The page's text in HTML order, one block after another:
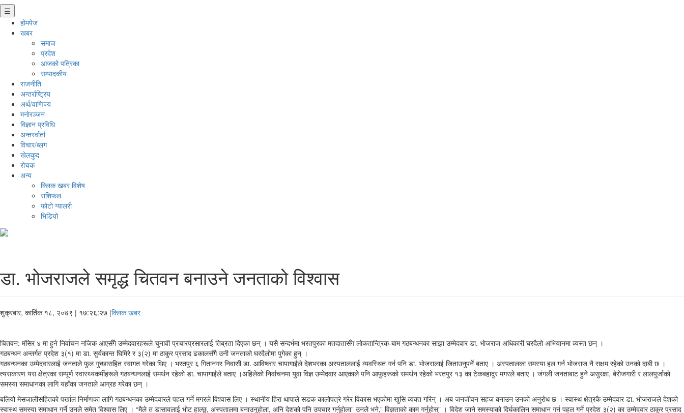
☰
होमपेज
खबर
समाज
प्रदेश
आजको पत्रिका
सम्पादकीय
राजनीति
अन्तर्राष्ट्रिय
अर्थ/वाणिज्य
मनाेरञ्जन
विज्ञान प्रविधि
अन्तरर्वार्ता
विचार/ब्लग
खेलकुद
रोचक
अन्य
क्लिक खबर विशेष
राशिफल
फोटो ग्यालरी
भिडियो
डा. भाेजराजले समृद्ध चितवन बनाउने जनताको विश्वास
शुक्रबार, कार्तिक १८, २०७९ | १७:२६:२७ |क्लिक खबर
चितवन: मंसिर ४ मा हुने निर्वाचन नजिक आएसँगै उम्मेदवारहरूले चुनावी प्रचारप्रसारलाई तिब्रता दिएका छन् । यसै सन्दर्भमा भरतपुरका मतदातासँग लाेकतान्त्रिक-बाम गठबन्धनका साझा उम्मेदवार डा. भाेजराज अधिकारी घरदैलो अभियानमा व्यस्त छन् ।
गठबन्धन अन्तर्गत प्रदेश ३(१) मा डा. सुर्यकान्त घिमिरे र ३(२) मा ठाकुर प्रसाद ढकालसँगै उनी जनताको घरदैलोमा पुगेका हुन् ।
गठबन्धनका उम्मेदवारलाई जनताले फुल गुच्छासहित स्वागत गरेका थिए । भरतपुर ६ गितानगर निवासी डा. आविष्कार चापागाईंले देशभरका अस्पताललाई व्यवस्थित गर्न पनि डा. भाेजरालाई जिताउनुपर्ने बताए । अस्पतालका समस्या हल गर्न भाेजराज नै सक्षम रहेको उनको दाबी छ ।
त्यसकारण यस क्षेत्रका सम्पूर्ण स्वास्थ्यकर्मीहरूले गठबन्धनलाई समर्थन रहेको डा. चापागाईंले बताए ।अहिलेकाे निर्वाचनमा युवा विज्ञ उम्मेदवार आएकाले पनि आफुहरूकाे समर्थन रहेको भरतपुर १३ का टेकबहादुर मगरले बताए । जंगली जनताबाट हुने असुरक्षा, बेरोजगारी र लालपुर्जाकाे
समस्या समाधानका लागि यहाँका जनताले आग्रह गरेका छन् ।
बलियो मेसजालीसहितकाे पर्खाल निर्माणका लागि गठबन्धनका उम्मेदवारले पहल गर्ने मगरले विश्वास लिए । स्थानीय हिरा थापाले सडक कालोपत्रे गरेर विकास भएकोमा खुसि व्यक्त गरिन् । अब जनजीवन सहज बनाउन उनको अनुराेध छ । स्वास्थ क्षेत्रकै उम्मेदवार डा. भाेजराजले देशको
स्वास्थ समस्या समाधान गर्ने उनलेे समेत विश्वास लिए । “मैले त डासावलाई भाेट हाल्छु, अस्पतालमा बनाउनुहाेला, अनि देशको पनि उपचार गर्नुहाेला” उनलेे भने,” विज्ञताकाे काम गर्नुहाेस्” । विदेश जाने समस्याको दिर्घकालिन समाधान गर्न पहल गर्ने प्रदेश ३(२) का उम्मेदवार ठाकुर प्रसाद